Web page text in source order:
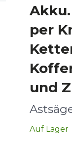
per
und
Auf Lager